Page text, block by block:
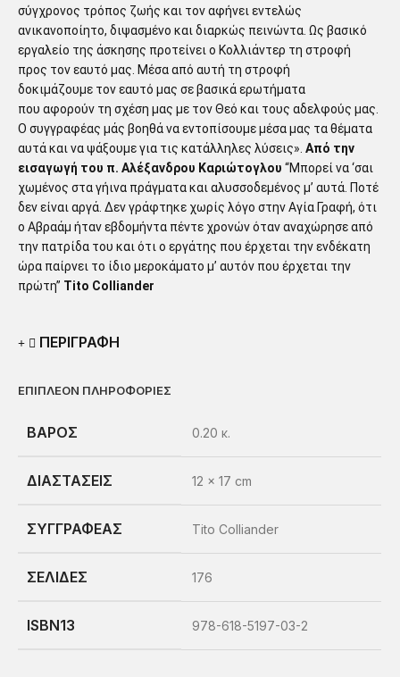
σύγχρονος τρόπος ζωής και τον αφήνει εντελώς
ανικανοποίητο, διψασμένο και διαρκώς πεινώντα. Ως βασικό
εργαλείο της άσκησης προτείνει ο Κολλιάντερ τη στροφή
προς τον εαυτό μας. Μέσα από αυτή τη στροφή
δοκιμάζουμε τον εαυτό μας σε βασικά ερωτήματα
που αφορούν τη σχέση μας με τον Θεό και τους αδελφούς μας.
Ο συγγραφέας μάς βοηθά να εντοπίσουμε μέσα μας τα θέματα
αυτά και να ψάξουμε για τις κατάλληλες λύσεις». Από την
εισαγωγή του π. Αλέξανδρου Καριώτογλου “Μπορεί να ‘σαι
χωμένος στα γήινα πράγματα και αλυσσοδεμένος μ’ αυτά. Ποτέ
δεν είναι αργά. Δεν γράφτηκε χωρίς λόγο στην Αγία Γραφή, ότι
ο Αβραάμ ήταν εβδομήντα πέντε χρονών όταν αναχώρησε από
την πατρίδα του και ότι ο εργάτης που έρχεται την ενδέκατη
ώρα παίρνει το ίδιο μεροκάματο μ’ αυτόν που έρχεται την
πρώτη” Tito Colliander
ΠΕΡΙΓΡΑΦΗ
ΕΠΙΠΛΈΟΝ ΠΛΗΡΟΦΟΡΊΕΣ
ΒΆΡΟΣ 0.20 κ.
ΔΙΑΣΤΆΣΕΙΣ 12 × 17 cm
ΣΥΓΓΡΑΦΈΑΣ Tito Colliander
ΣΕΛΊΔΕΣ 176
ISBN13 978-618-5197-03-2